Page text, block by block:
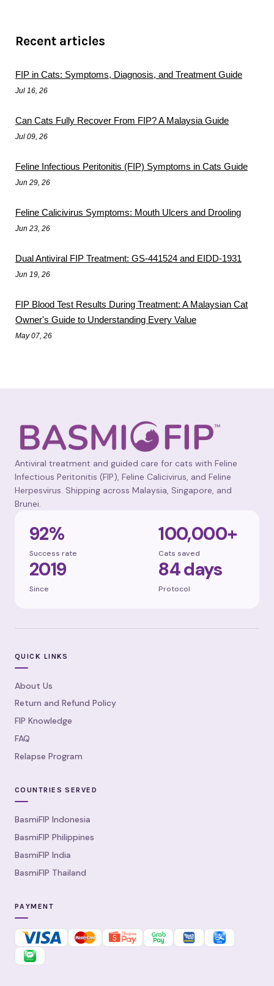
Recent articles
FIP in Cats: Symptoms, Diagnosis, and Treatment Guide
Jul 16, 26
Can Cats Fully Recover From FIP? A Malaysia Guide
Jul 09, 26
Feline Infectious Peritonitis (FIP) Symptoms in Cats Guide
Jun 29, 26
Feline Calicivirus Symptoms: Mouth Ulcers and Drooling
Jun 23, 26
Dual Antiviral FIP Treatment: GS-441524 and EIDD-1931
Jun 19, 26
FIP Blood Test Results During Treatment: A Malaysian Cat
Owner's Guide to Understanding Every Value
May 07, 26
Antiviral treatment and guided care for cats with Feline
Infectious Peritonitis (FIP), Feline Calicivirus, and Feline
Herpesvirus. Shipping across Malaysia, Singapore, and
Brunei.
92%
Success rate
100,000+
Cats saved
2019
Since
84 days
Protocol
QUICK LINKS
About Us
Return and Refund Policy
FIP Knowledge
FAQ
Relapse Program
COUNTRIES SERVED
BasmiFIP Indonesia
BasmiFIP Philippines
BasmiFIP India
BasmiFIP Thailand
PAYMENT